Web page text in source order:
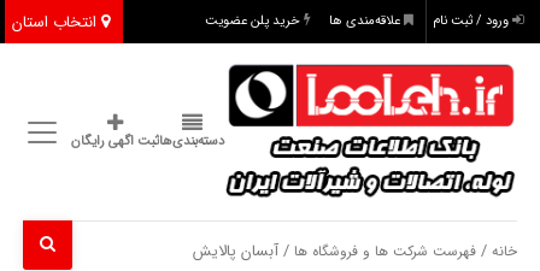
انتخاب استان ورود / ثبت نام علاقه‌مندی ها خرید پلن عضویت
دسته‌بندی‌هاثبت اگهی رایگان
خانه /فهرست شرکت ها و فروشگاه ها / آبسان پالایش